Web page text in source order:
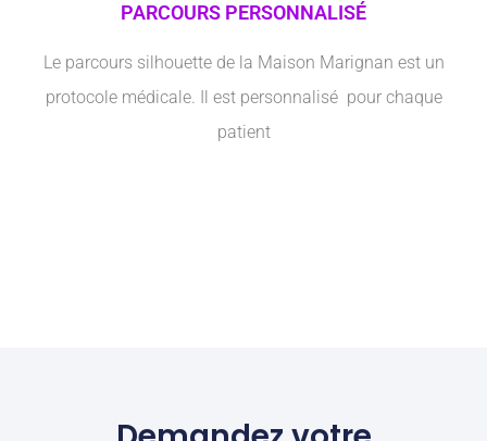
PARCOURS PERSONNALISÉ
Le parcours silhouette de la Maison Marignan est un
protocole médicale. Il est personnalisé pour chaque
patient